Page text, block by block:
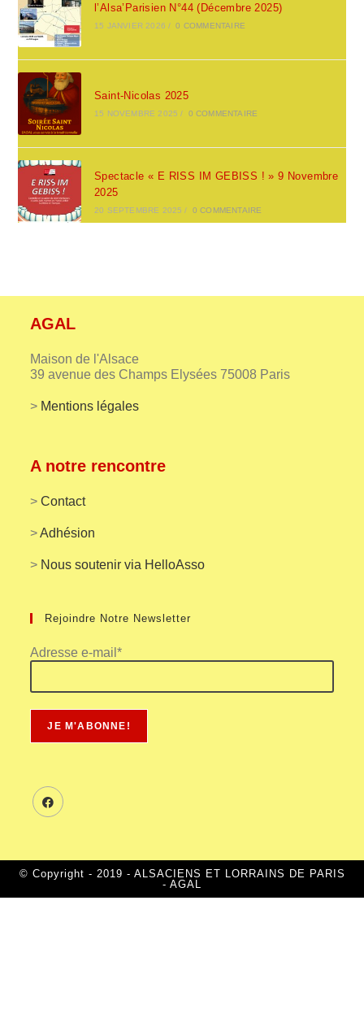
l’Alsa’Parisien N°44 (Décembre 2025)
15 JANVIER 2026 / 0 COMMENTAIRE
Saint-Nicolas 2025
15 NOVEMBRE 2025 / 0 COMMENTAIRE
Spectacle « E RISS IM GEBISS ! » 9 Novembre
2025
20 SEPTEMBRE 2025 / 0 COMMENTAIRE
AGAL
Maison de l'Alsace
39 avenue des Champs Elysées 75008 Paris
> Mentions légales
A notre rencontre
>Contact
>Adhésion
> Nous soutenir via HelloAsso
Rejoindre Notre Newsletter
Adresse e-mail*
© Copyright - 2019 - ALSACIENS ET LORRAINS DE PARIS
- AGAL